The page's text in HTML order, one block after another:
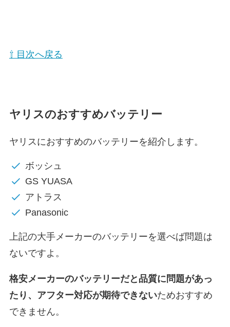
⇧ 目次へ戻る
ヤリスのおすすめバッテリー
ヤリスにおすすめのバッテリーを紹介します。
ボッシュ
GS YUASA
アトラス
Panasonic
上記の大手メーカーのバッテリーを選べば問題は
ないですよ。
格安メーカーのバッテリーだと 品質に問題があっ
たり、アフター対応が期待できないためおすすめ
できません。